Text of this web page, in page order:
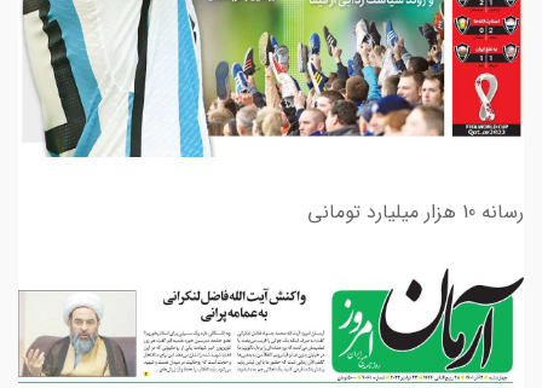
رسانه 10 هزار میلیارد تومانی